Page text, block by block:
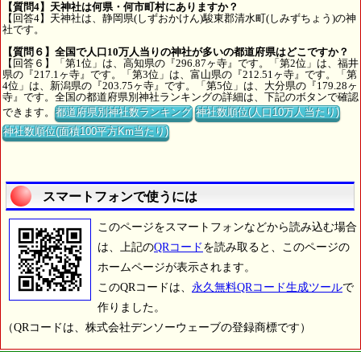
【質問4】天神社は何県・何市町村にありますか？
【回答4】天神社は、静岡県(しずおかけん)駿東郡清水町(しみずちょう)の神
社です。
【質問６】全国で人口10万人当りの神社が多いの都道府県はどこですか？
【回答６】「第1位」は、高知県の『296.87ヶ寺』です。「第2位」は、福井
県の『217.1ヶ寺』です。「第3位」は、富山県の『212.51ヶ寺』です。「第
4位」は、新潟県の『203.75ヶ寺』です。「第5位」は、大分県の『179.28ヶ
寺』です。全国の都道府県別神社ランキングの詳細は、下記のボタンで確認
できます。都道府県別神社数ランキング 神社数順位(人口10万人当たり)
神社数順位(面積100平方Km当たり)
スマートフォンで使うには
このページをスマートフォンなどから読み込む場合
は、上記のQRコード を読み取ると、このページの
ホームページが表示されます。
このQRコードは、 永久無料QRコード生成ツールで
作りました。
（QRコードは、株式会社デンソーウェーブの登録商標です）